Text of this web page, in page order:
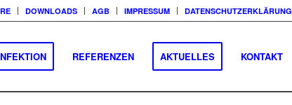
DOWNLOADS AGB IMPRESSUM DATENSCHUTZERKLÄRUNG
REFERENZEN AKTUELLES KONTAKT